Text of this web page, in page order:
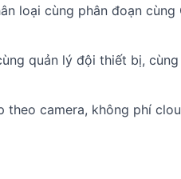
loại cùng phân đoạn cùng
quản lý đội thiết bị,
theo camera, không phí